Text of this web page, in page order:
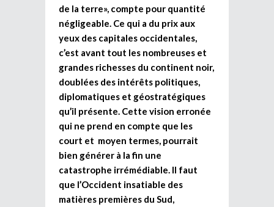
de la terre», compte pour quantité
négligeable. Ce qui a du prix aux
yeux des capitales occidentales,
c’est avant tout les nombreuses et
grandes richesses du continent noir,
doublées des intérêts politiques,
diplomatiques et géostratégiques
qu’il présente. Cette vision erronée
qui ne prend en compte que les
court et moyen termes, pourrait
bien générer à la fin une
catastrophe irrémédiable. Il faut
que l’Occident insatiable des
matières premières du Sud,